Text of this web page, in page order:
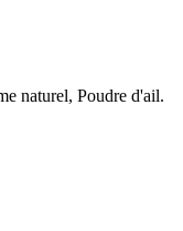
naturel, Poudre d'ail.